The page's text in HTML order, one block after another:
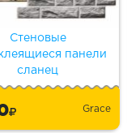
Стеновые
панели
сланец
Grace